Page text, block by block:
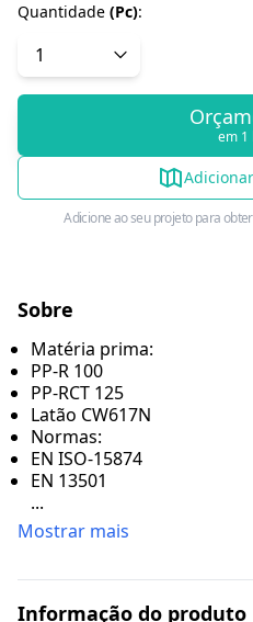
Quantidade (Pc):
em 1
Adicione ao seu projeto para
Sobre
Matéria prima:
PP-R 100
PP-RCT 125
Latão CW617N
Normas:
EN ISO-15874
EN 13501
...
Mostrar mais
Informação do produto